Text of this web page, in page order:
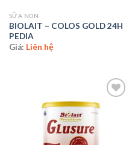
SỮA NON
BIOLAIT – COLOS GOLD 24H
PEDIA
Giá: Liên hệ